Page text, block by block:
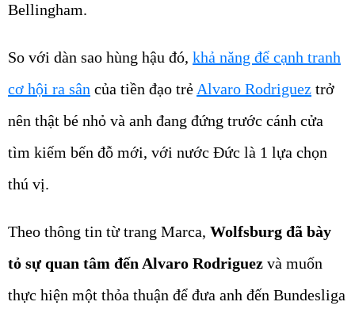
Bellingham.
So với dàn sao hùng hậu đó, khả năng để cạnh tranh
cơ hội ra sân của tiền đạo trẻ Alvaro Rodriguez trở
nên thật bé nhỏ và anh đang đứng trước cánh cửa
tìm kiếm bến đỗ mới, với nước Đức là 1 lựa chọn
thú vị.
Theo thông tin từ trang Marca, Wolfsburg đã bày
tỏ sự quan tâm đến Alvaro Rodriguez và muốn
thực hiện một thỏa thuận để đưa anh đến Bundesliga